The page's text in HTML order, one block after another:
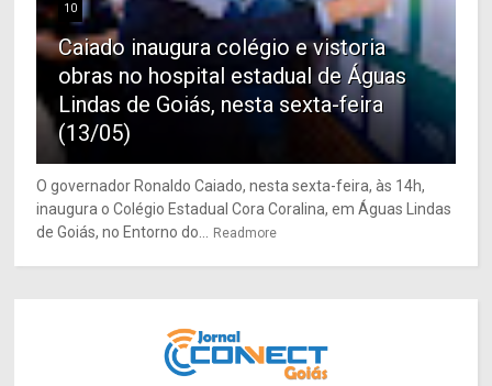
10
Caiado inaugura colégio e vistoria
obras no hospital estadual de Águas
Lindas de Goiás, nesta sexta-feira
(13/05)
O governador Ronaldo Caiado, nesta sexta-feira, às 14h,
inaugura o Colégio Estadual Cora Coralina, em Águas Lindas
de Goiás, no Entorno do...
Readmore